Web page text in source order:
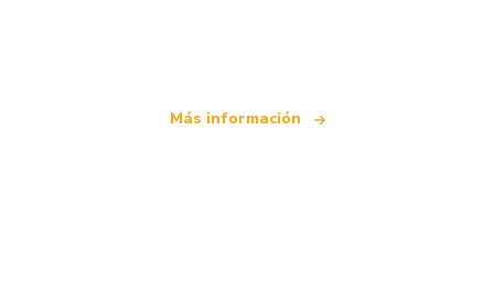
Más información